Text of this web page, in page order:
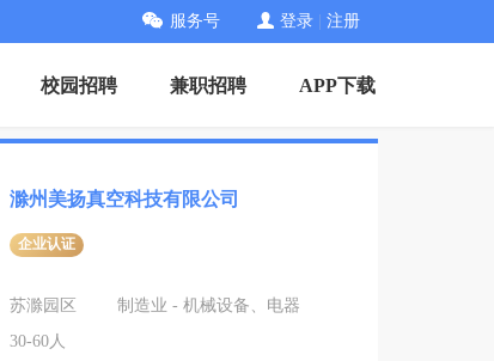
服务号 登录 注册
校园招聘 兼职招聘 APP下载
滁州美扬真空科技有限公司
企业认证
苏滁园区
制造业 - 机械设备、电器
30-60人